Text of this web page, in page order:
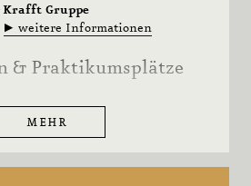
Gruppe
weitere Informationen
& Praktikumsplätze
weitere Informationen
MEHR